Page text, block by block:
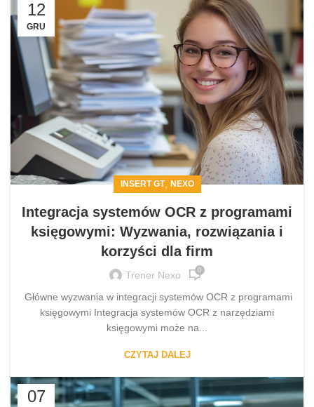
12
GRU
INSERT GT, NEXO
Integracja systemów OCR z programami
księgowymi: Wyzwania, rozwiązania i
korzyści dla firm
Trener Nexo 0
Główne wyzwania w integracji systemów OCR z programami
księgowymi Integracja systemów OCR z narzędziami
księgowymi może na...
CZYTAJ DALEJ
07